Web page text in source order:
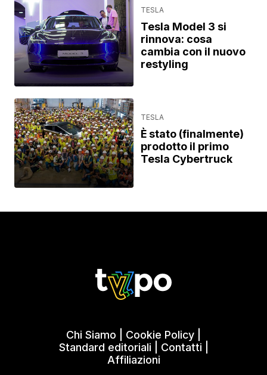
TESLA
Tesla Model 3 si
rinnova: cosa
cambia con il nuovo
restyling
TESLA
È stato (finalmente)
prodotto il primo
Tesla Cybertruck
Chi Siamo Cookie Policy
Standard editoriali
Contatti
Affiliazioni